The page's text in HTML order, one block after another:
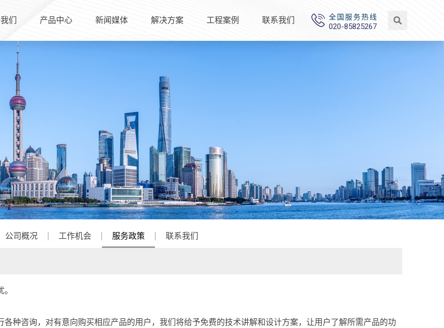
们 产品中心 新闻媒体 解决方案 工程案例 联系我们 全国服务热线
020-85825267
公司概况 工作机会 服务政策 联系我们
种咨询，对有意向购买相应产品的用户，我们将给予免费的技术讲解和设计方案，让用户了解所需产品的功